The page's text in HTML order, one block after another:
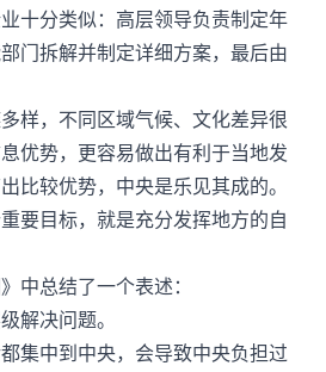
十分类似：高层领导负责制定年
门拆解并制定详细方案，最后由
样，不同区域气候、文化差异很
优势，更容易做出有利于当地发
比较优势，中央是乐见其成的。
要目标，就是充分发挥地方的自
中总结了一个表述：
解决问题。
集中到中央，会导致中央负担过